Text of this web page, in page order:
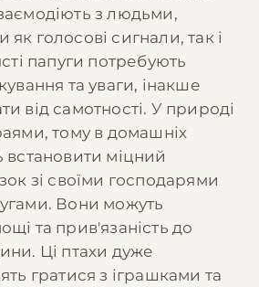
з людьми,
голосові сигнали, так і
папуги потребують
та уваги, інакше
від самотності. У природі
тому в домашніх
встановити міцний
зі своїми господарями
Вони можуть
та прив'язаність до
Ці птахи дуже
гратися з іграшками та